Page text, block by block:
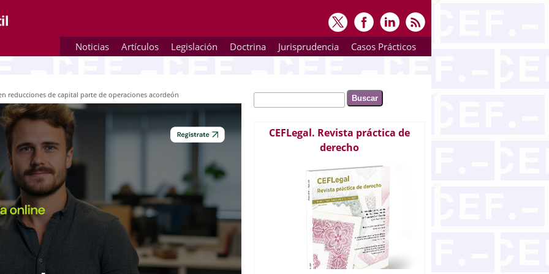
Noticias Artículos Legislación Doctrina Jurisprudencia Casos Prácticos
reducciones de capital parte de operaciones acordeón Formulario de búsqueda
Buscar
CEFLegal. Revista práctica de
derecho